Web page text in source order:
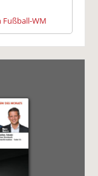
Fußball-WM